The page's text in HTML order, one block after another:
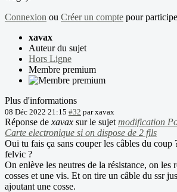
Connexion ou Créer un compte pour
xavax
Auteur du sujet
Hors Ligne
Membre premium
Plus d'informations
08 Déc 2022 21:15 #32 parxavax
Réponse de xavax sur le sujet modification
Carte electronique si on dispose de 2 fils
Oui tu fais ça sans couper les câbles du coup
felvic ?
On enlève les neutres de la résistance, on les
cosses et une vis. Et on tire un câble du ssr
ajoutant une cosse.